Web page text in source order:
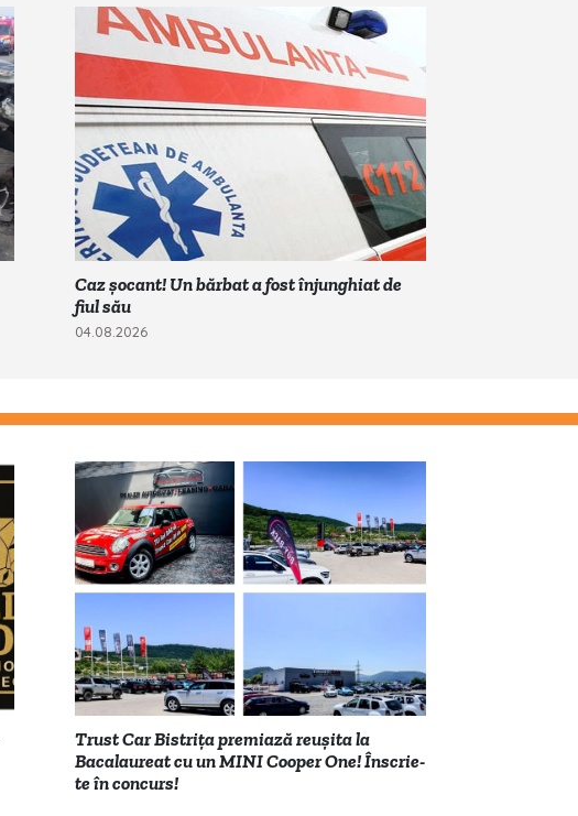
Caz șocant! Un bărbat a fost înjunghiat de
fiul său
04.08.2026
Trust Car Bistrița premiază reușita la
Bacalaureat cu un MINI Cooper One! Înscrie-
te în concurs!